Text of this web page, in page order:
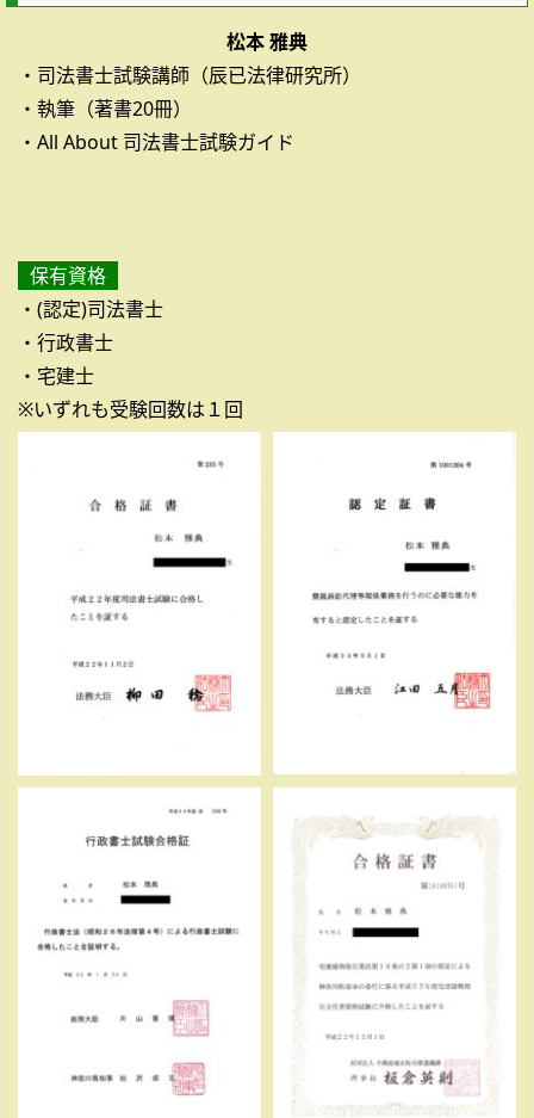
松本 雅典
・司法書士試験講師（辰已法律研究所）
・執筆（著書20冊）
・All About 司法書士試験ガイド
保有資格
・(認定)司法書士
・行政書士
・宅建士
※いずれも受験回数は１回